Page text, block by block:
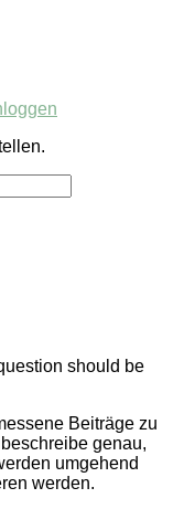
should be
Beiträge zu
genau,
umgehend
werden.